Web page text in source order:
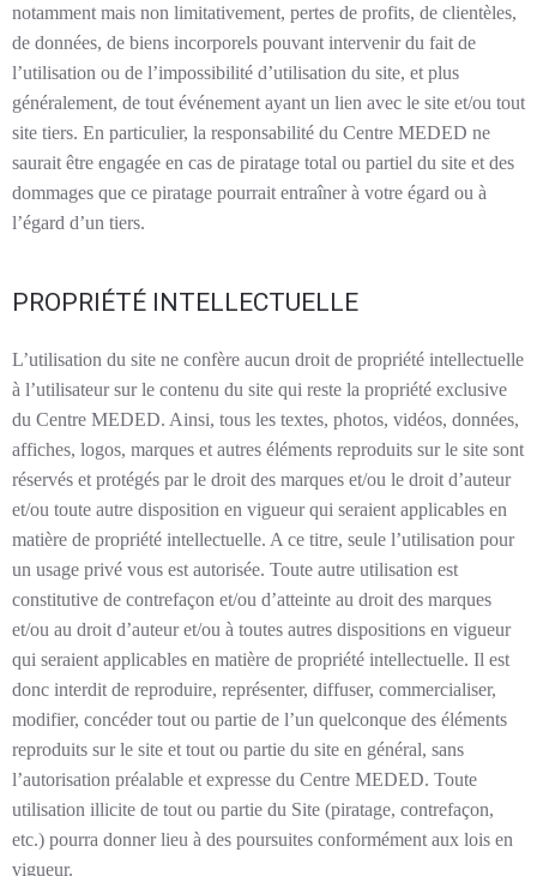
notamment mais non limitativement, pertes de profits, de clientèles,
de données, de biens incorporels pouvant intervenir du fait de
l’utilisation ou de l’impossibilité d’utilisation du site, et plus
généralement, de tout événement ayant un lien avec le site et/ou tout
site tiers. En particulier, la responsabilité du Centre MEDED ne
saurait être engagée en cas de piratage total ou partiel du site et des
dommages que ce piratage pourrait entraîner à votre égard ou à
l’égard d’un tiers.
PROPRIÉTÉ INTELLECTUELLE
L’utilisation du site ne confère aucun droit de propriété intellectuelle
à l’utilisateur sur le contenu du site qui reste la propriété exclusive
du Centre MEDED. Ainsi, tous les textes, photos, vidéos, données,
affiches, logos, marques et autres éléments reproduits sur le site sont
réservés et protégés par le droit des marques et/ou le droit d’auteur
et/ou toute autre disposition en vigueur qui seraient applicables en
matière de propriété intellectuelle. A ce titre, seule l’utilisation pour
un usage privé vous est autorisée. Toute autre utilisation est
constitutive de contrefaçon et/ou d’atteinte au droit des marques
et/ou au droit d’auteur et/ou à toutes autres dispositions en vigueur
qui seraient applicables en matière de propriété intellectuelle. Il est
donc interdit de reproduire, représenter, diffuser, commercialiser,
modifier, concéder tout ou partie de l’un quelconque des éléments
reproduits sur le site et tout ou partie du site en général, sans
l’autorisation préalable et expresse du Centre MEDED. Toute
utilisation illicite de tout ou partie du Site (piratage, contrefaçon,
etc.) pourra donner lieu à des poursuites conformément aux lois en
vigueur.